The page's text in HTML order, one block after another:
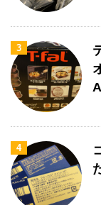
3
4